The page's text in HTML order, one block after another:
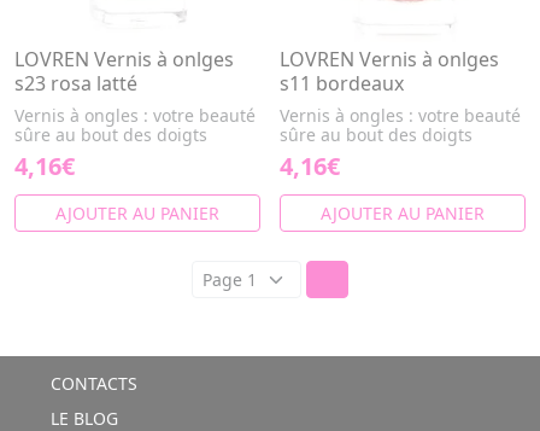
LOVREN Vernis à onlges
s23 rosa latté
Vernis à ongles : votre beauté
sûre au bout des doigts
4,16€
AJOUTER AU PANIER
LOVREN Vernis à onlges
s11 bordeaux
Vernis à ongles : votre beauté
sûre au bout des doigts
4,16€
AJOUTER AU PANIER
CONTACTS
LE BLOG